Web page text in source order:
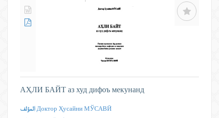
АҲЛИ БАЙТ аз худ дифоъ мекунанд
Доктор Ҳусайни МЎСАВӢ